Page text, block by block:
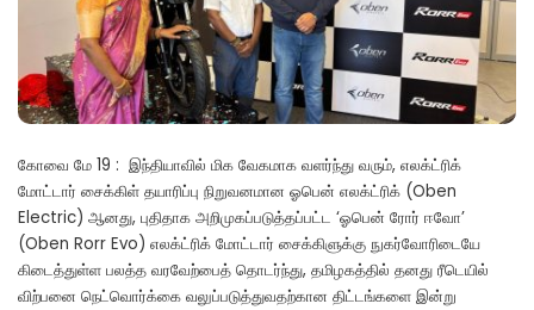
கோவை மே 19 : இந்தியாவில் மிக வேகமாக வளர்ந்து வரும், எலக்ட்ரிக்
மோட்டார் சைக்கிள் தயாரிப்பு நிறுவனமான ஓபென் எலக்ட்ரிக் (Oben
Electric) ஆனது, புதிதாக அறிமுகப்படுத்தப்பட்ட ‘ஓபென் ரோர் ஈவோ’
(Oben Rorr Evo) எலக்ட்ரிக் மோட்டார் சைக்கிளுக்கு நுகர்வோரிடையே
கிடைத்துள்ள பலத்த வரவேற்பைத் தொடர்ந்து, தமிழகத்தில் தனது ரீடெயில்
விற்பனை நெட்வொர்க்கை வலுப்படுத்துவதற்கான திட்டங்களை இன்று